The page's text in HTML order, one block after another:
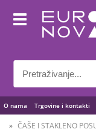
O nama Trgovine i kontakti
ČAŠE I STAKLENO